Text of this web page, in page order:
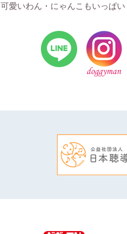
可愛いわん・にゃんこもいっぱ